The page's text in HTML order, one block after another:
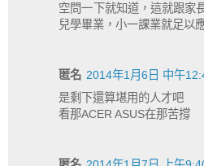
空問一下就知道，這就跟家
兒學畢業，小一課業就足以
匿名 2014年1月6日 中午
是剩下還算堪用的人才吧
看那ACER ASUS在那苦撐